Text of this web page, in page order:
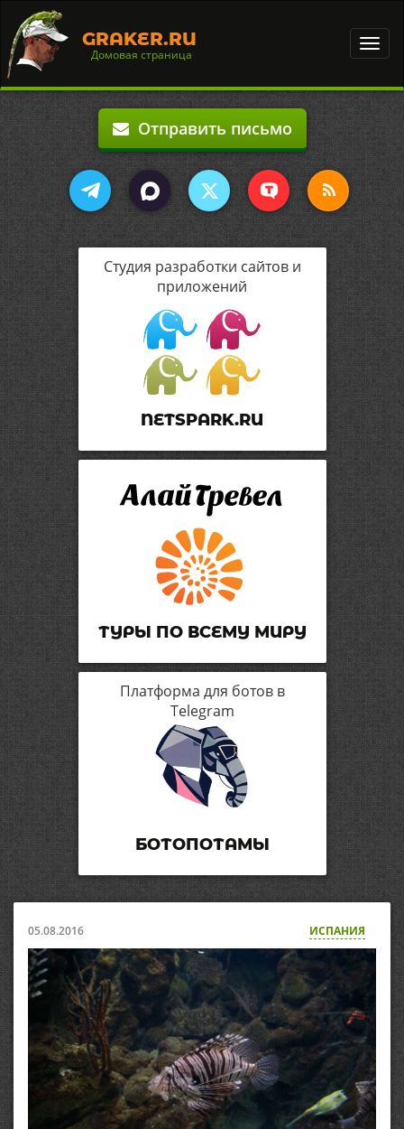
GRAKER.RU
Домовая страница
Отправить письмо
Студия разработки сайтов и
приложений
NETSPARK.RU
ТУРЫ ПО ВСЕМУ МИРУ
Платформа для ботов в
Telegram
БОТОПОТАМЫ
05.08.2016 ИСПАНИЯ